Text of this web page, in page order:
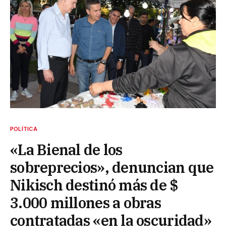
POLÍTICA
«La Bienal de los
sobreprecios», denuncian que
Nikisch destinó más de $
3.000 millones a obras
contratadas «en la oscuridad»